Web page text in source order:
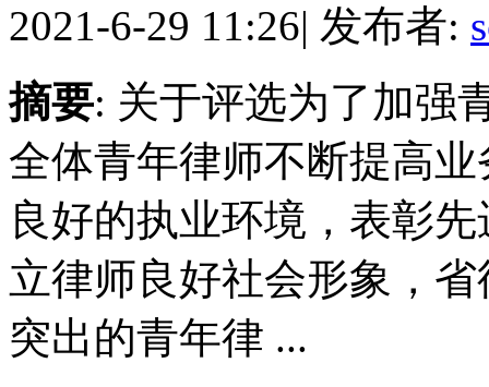
2021-6-29 11:26| 发布者:
摘要: 关于评选为了加强
全体青年律师不断提高
良好的执业环境，表彰
立律师良好社会形象，
突出的青年律 ...